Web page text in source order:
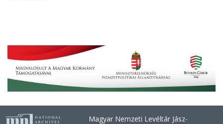
Magyar Nemzeti Levéltár Jász-